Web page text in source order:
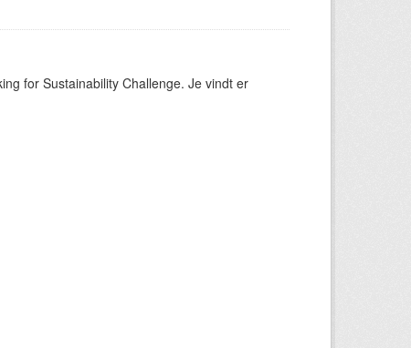
for Sustainability Challenge. Je vindt er